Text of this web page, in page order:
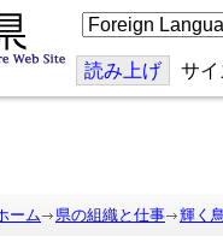
こ
の
ジ
を
読み上げ サ
ーム 県の組織と仕事 輝く